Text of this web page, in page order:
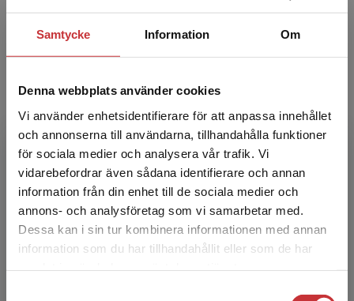
Samtycke Information Om
Denna webbplats använder cookies
Vi använder enhetsidentifierare för att anpassa innehållet
och annonserna till användarna, tillhandahålla funktioner
för sociala medier och analysera vår trafik. Vi
vidarebefordrar även sådana identifierare och annan
information från din enhet till de sociala medier och
annons- och analysföretag som vi samarbetar med.
Dessa kan i sin tur kombinera informationen med annan
information som du har tillhandahållit eller som de har
Begränsad fraktregion
Det verkar som att du besöker
studentlitteratur.se via en enhet utanför Sverige.
Vi erbjuder inte leveranser utanför Sverige. För